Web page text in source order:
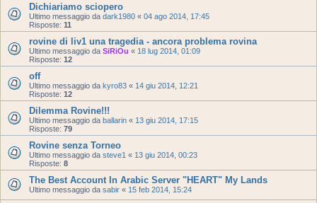
Dichiariamo sciopero
Ultimo messaggio da dark1980 « 04 ago 2014, 17:45
Risposte: 11
rovine di liv1 una tragedia - ancora problema rovina
Ultimo messaggio da SiRiOu « 18 lug 2014, 01:09
Risposte: 12
off
Ultimo messaggio da kyro83 « 14 giu 2014, 12:21
Risposte: 12
Dilemma Rovine!!!
Ultimo messaggio da ballarin « 13 giu 2014, 17:15
Risposte: 79
Rovine senza Torneo
Ultimo messaggio da steve1 « 13 giu 2014, 00:23
Risposte: 8
The Best Account In Arabic Server "HEART" My Lands
Ultimo messaggio da sabir « 15 feb 2014, 15:24